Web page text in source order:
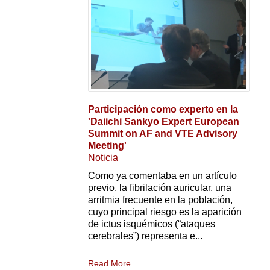
Participación como experto en la
'Daiichi Sankyo Expert European
Summit on AF and VTE Advisory
Meeting'
Noticia
Como ya comentaba en un artículo
previo, la fibrilación auricular, una
arritmia frecuente en la población,
cuyo principal riesgo es la aparición
de ictus isquémicos (“ataques
cerebrales”) representa e...
Read More